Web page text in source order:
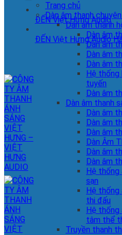
ĐẾN Việt Hưng Audio
ĐẾN Việt Hưng Audio
Trang chủ
Dàn âm thanh
Dàn âm thanh
Dàn âm
Dàn âm
Dàn âm
Dàn âm
Hệ thống
tuyến
Dàn âm
Dàn âm thanh
Dàn âm
Dàn âm
Dàn âm
Dàn Âm
Dàn âm
Dàn âm
Hệ thống
sạn
Hệ thống
thi đấu
Hệ thống
tâm thể
Truyền thanh